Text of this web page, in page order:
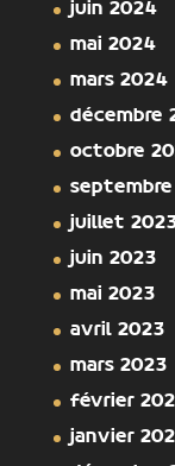
juin 2024
mai 2024
mars 2024
décembre
octobre
septembre
juillet
juin 2023
mai 2023
avril 2023
mars 2023
février
janvier